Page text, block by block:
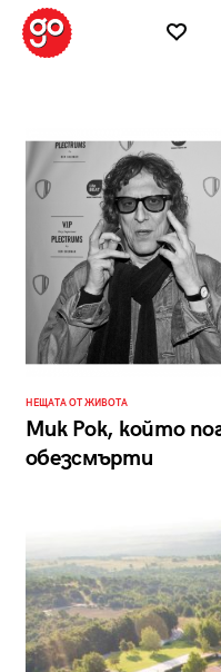
НЕЩАТА ОТ ЖИВОТА
Мик Рок, който
обезсмърти